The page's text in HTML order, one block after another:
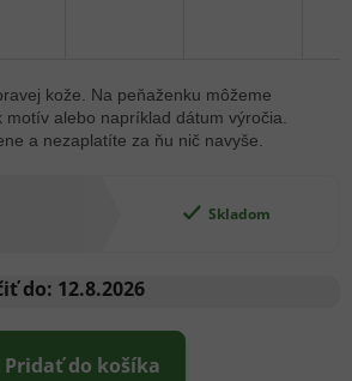
Skladom
do: 12.8.2026
Pridať do košíka
kože. Na peňaženku môžeme
alebo napríklad dátum výročia.
a nezaplatíte za ňu nič navyše.